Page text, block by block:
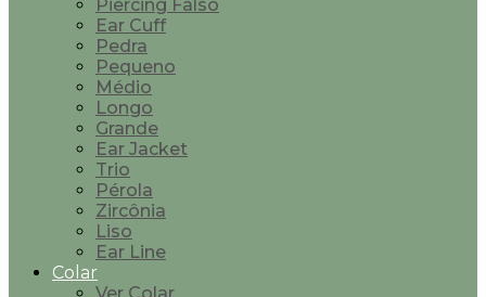
Piercing Falso
Ear Cuff
Pedra
Pequeno
Médio
Longo
Grande
Ear Jacket
Trio
Pérola
Zircônia
Liso
Ear Line
Colar